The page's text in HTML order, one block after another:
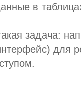
в
задача:
для